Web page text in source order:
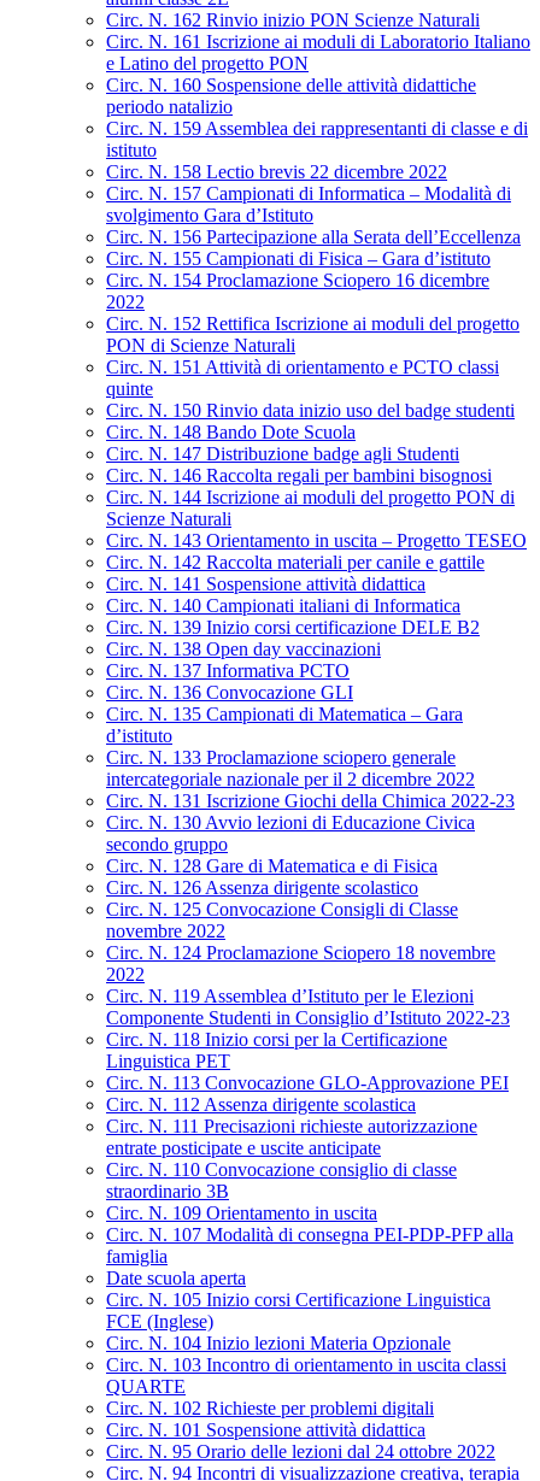
Circ. N. 162 Rinvio inizio PON Scienze Naturali
Circ. N. 161 Iscrizione ai moduli di Laboratorio Italiano
e Latino del progetto PON
Circ. N. 160 Sospensione delle attività didattiche
periodo natalizio
Circ. N. 159 Assemblea dei rappresentanti di classe e di
istituto
Circ. N. 158 Lectio brevis 22 dicembre 2022
Circ. N. 157 Campionati di Informatica – Modalità di
svolgimento Gara d’Istituto
Circ. N. 156 Partecipazione alla Serata dell’Eccellenza
Circ. N. 155 Campionati di Fisica – Gara d’istituto
Circ. N. 154 Proclamazione Sciopero 16 dicembre
2022
Circ. N. 152 Rettifica Iscrizione ai moduli del progetto
PON di Scienze Naturali
Circ. N. 151 Attività di orientamento e PCTO classi
quinte
Circ. N. 150 Rinvio data inizio uso del badge studenti
Circ. N. 148 Bando Dote Scuola
Circ. N. 147 Distribuzione badge agli Studenti
Circ. N. 146 Raccolta regali per bambini bisognosi
Circ. N. 144 Iscrizione ai moduli del progetto PON di
Scienze Naturali
Circ. N. 143 Orientamento in uscita – Progetto TESEO
Circ. N. 142 Raccolta materiali per canile e gattile
Circ. N. 141 Sospensione attività didattica
Circ. N. 140 Campionati italiani di Informatica
Circ. N. 139 Inizio corsi certificazione DELE B2
Circ. N. 138 Open day vaccinazioni
Circ. N. 137 Informativa PCTO
Circ. N. 136 Convocazione GLI
Circ. N. 135 Campionati di Matematica – Gara
d’istituto
Circ. N. 133 Proclamazione sciopero generale
intercategoriale nazionale per il 2 dicembre 2022
Circ. N. 131 Iscrizione Giochi della Chimica 2022-23
Circ. N. 130 Avvio lezioni di Educazione Civica
secondo gruppo
Circ. N. 128 Gare di Matematica e di Fisica
Circ. N. 126 Assenza dirigente scolastico
Circ. N. 125 Convocazione Consigli di Classe
novembre 2022
Circ. N. 124 Proclamazione Sciopero 18 novembre
2022
Circ. N. 119 Assemblea d’Istituto per le Elezioni
Componente Studenti in Consiglio d’Istituto 2022-23
Circ. N. 118 Inizio corsi per la Certificazione
Linguistica PET
Circ. N. 113 Convocazione GLO-Approvazione PEI
Circ. N. 112 Assenza dirigente scolastica
Circ. N. 111 Precisazioni richieste autorizzazione
entrate posticipate e uscite anticipate
Circ. N. 110 Convocazione consiglio di classe
straordinario 3B
Circ. N. 109 Orientamento in uscita
Circ. N. 107 Modalità di consegna PEI-PDP-PFP alla
famiglia
Date scuola aperta
Circ. N. 105 Inizio corsi Certificazione Linguistica
FCE (Inglese)
Circ. N. 104 Inizio lezioni Materia Opzionale
Circ. N. 103 Incontro di orientamento in uscita classi
QUARTE
Circ. N. 102 Richieste per problemi digitali
Circ. N. 101 Sospensione attività didattica
Circ. N. 95 Orario delle lezioni dal 24 ottobre 2022
Circ. N. 94 Incontri di visualizzazione creativa, terapia